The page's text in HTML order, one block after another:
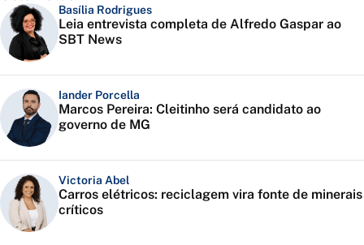
Basília Rodrigues
Leia entrevista completa de Alfredo Gaspar ao
SBT News
Iander Porcella
Marcos Pereira: Cleitinho será candidato ao
governo de MG
Victoria Abel
Carros elétricos: reciclagem vira fonte de minerais
críticos